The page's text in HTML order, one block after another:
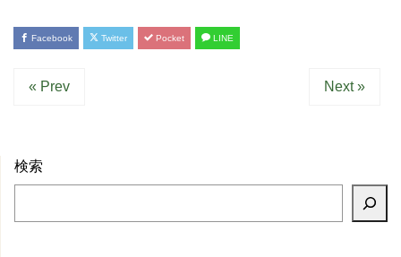
Facebook Twitter Pocket LINE
« Prev Next »
検索